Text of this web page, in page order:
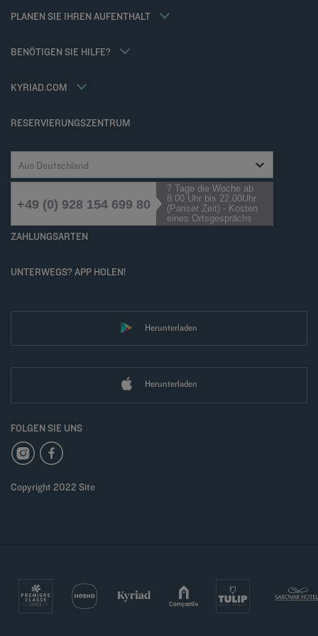
PLANEN SIE IHREN AUFENTHALT
BENÖTIGEN SIE HILFE?
KYRIAD.COM
Allgemeinen Geschäftsbedingungen
Karriere
Accessibility statement
RESERVIERUNGSZENTRUM
Aus Deutschland
+49 (0) 928 154 699 80
7 Tage die Woche ab
8.00 Uhr bis 22.00Uhr
(Pariser Zeit) - Kosten
eines Ortsgesprächs
ZAHLUNGSARTEN
UNTERWEGS? APP HOLEN!
Herunterladen
Herunterladen
FOLGEN SIE UNS
Copyright 2022 Site